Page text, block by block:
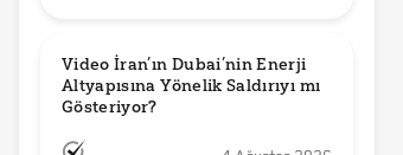
Video İran’ın Dubai’nin Enerji
Altyapısına Yönelik Saldırıyı mı
Gösteriyor?